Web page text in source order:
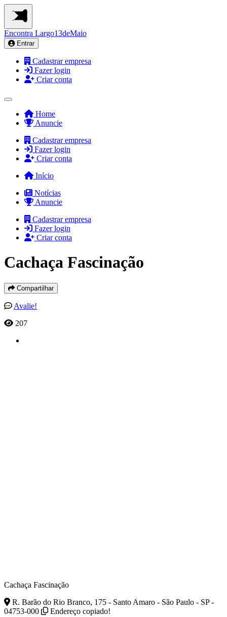
Encontra Largo13deMaio
Entrar
Cadastrar empresa
Fazer login
Criar conta
Home
Anuncie
Cadastrar empresa
Fazer login
Criar conta
Início
Notícias
Anuncie
Cadastrar empresa
Fazer login
Criar conta
Cachaça Fascinação
Compartilhar
Avalie!
207
Cachaça Fascinação
R. Barão do Rio Branco, 175 - Santo Amaro - São Paulo - SP -
04753-000
Endereço copiado!